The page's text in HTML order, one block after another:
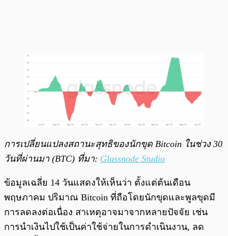
การเปลี่ยนแปลงสถานะสุทธิของนักขุด Bitcoin ในช่วง 30
วันที่ผ่านมา (BTC) ที่มา: Glassnode Studio
ข้อมูลเฉลี่ย 14 วันแสดงให้เห็นว่า ตั้งแต่ต้นเดือน
พฤษภาคม ปริมาณ Bitcoin ที่ถือโดยนักขุดและพูลขุดมี
การลดลงต่อเนื่อง สาเหตุอาจมาจากหลายปัจจัย เช่น
การนำเงินไปใช้เป็นค่าใช้จ่ายในการดำเนินงาน, ลด